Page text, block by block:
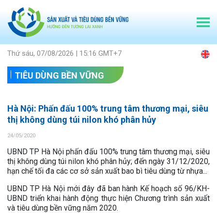
Thứ sáu, 07/08/2026 | 15:16 GMT+7
TIÊU DÙNG BỀN VỮNG
Hà Nội: Phấn đấu 100% trung tâm thương mại, siêu
thị không dùng túi nilon khó phân hủy
24/05/2020
UBND TP Hà Nội phấn đấu 100% trung tâm thương mại, siêu
thị không dùng túi nilon khó phân hủy; đến ngày 31/12/2020,
hạn chế tối đa các cơ sở sản xuất bao bì tiêu dùng từ nhựa...
UBND TP Hà Nội mới đây đã ban hành Kế hoạch số 96/KH-
UBND triển khai hành động thực hiện Chương trình sản xuất
và tiêu dùng bền vững năm 2020.